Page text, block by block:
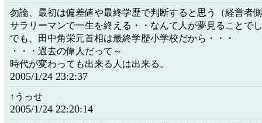
勿論、最初は偏差値や最終学歴で判断すると思う（経営者
サラリーマンで一生を終える・・なんて人が夢見ることで
でも、田中角栄元首相は最終学歴小学校だから・・・
・・・過去の偉人だって～
時代が変わっても出来る人は出来る。
2005/1/24 23:2:37
↑うっせ
2005/1/24 22:20:14